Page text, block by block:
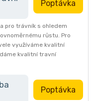
Poptávka
pro trávník s ohledem
růstu. Pro
využíváme kvalitní
kvalitní travní
Poptávka